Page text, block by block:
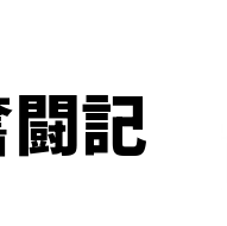
お客様との交流
を大切に
記